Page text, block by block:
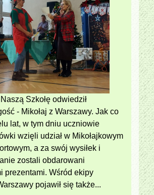
Szkołę odwiedził
- Mikołaj z Warszawy. Jak co
lat, w tym dniu uczniowie
wzięli udział w Mikołajkowym
a za swój wysiłek i
zostali obdarowani
prezentami. Wśród ekipy
pojawił się także...